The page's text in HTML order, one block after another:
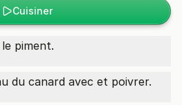
Cuisiner
piment.
du canard avec et poivrer.